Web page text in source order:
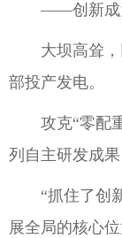
——创新成为
大坝高耸，巨
部投产发电。
攻克“零配重
列自主研发成
“抓住了创新
展全局的核心